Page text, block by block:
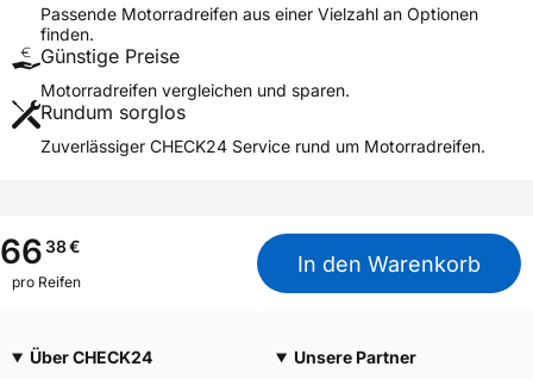
Modellname
BATTLECROSS X40 FRONT
Reifenposition
Motorradtyp
Motocross
Weitere Eigenschaften
M+S
Nein
Motorrad Kennzeichnung
M/C
Allgemeine Produktsicherheit (GPSR)
Passende Motorradreifen aus einer Vielzahl an Optionen
finden.
Günstige Preise
Motorradreifen vergleichen und sparen.
Rundum sorglos
Zuverlässiger CHECK24 Service rund um Motorradreifen.
6638€
pro Reifen
In den Warenkorb
Über CHECK24
Unsere Partner